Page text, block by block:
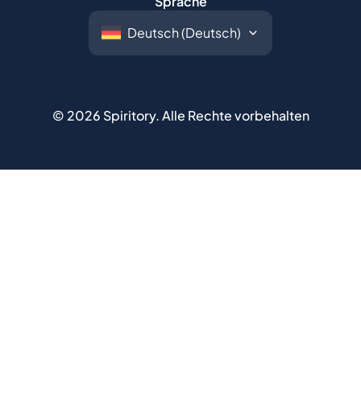
© 2026 Spiritory.Alle Rechte vorbehalten